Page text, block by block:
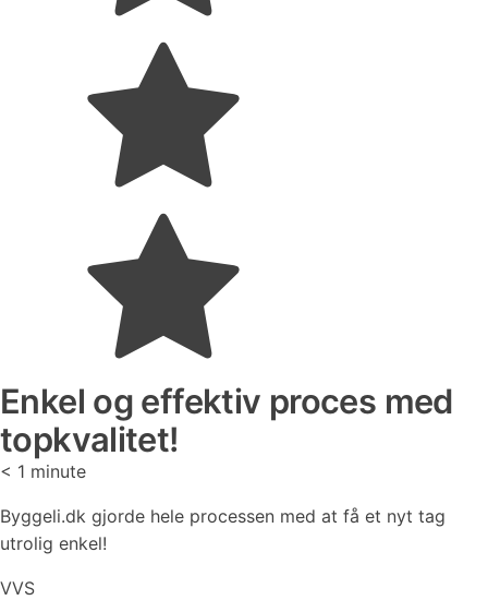
Enkel og effektiv proces med
topkvalitet!
< 1 minute
Byggeli.dk gjorde hele processen med at få et nyt tag
utrolig enkel!
VVS